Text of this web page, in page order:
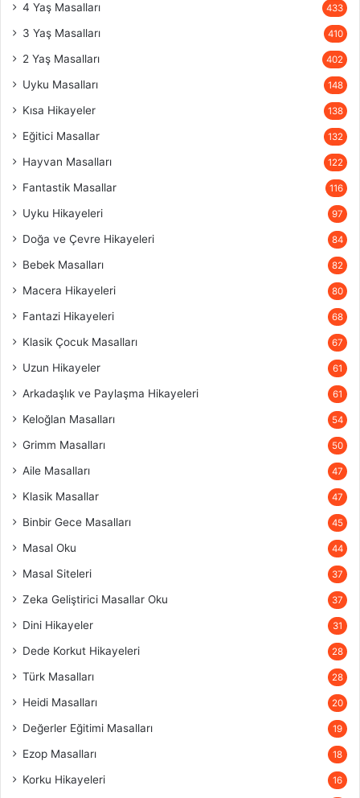
4 Yaş Masalları 433
3 Yaş Masalları 410
2 Yaş Masalları 402
Uyku Masalları 148
Kısa Hikayeler 138
Eğitici Masallar 132
Hayvan Masalları 122
Fantastik Masallar 116
Uyku Hikayeleri 97
Doğa ve Çevre Hikayeleri 84
Bebek Masalları 82
Macera Hikayeleri 80
Fantazi Hikayeleri 68
Klasik Çocuk Masalları 67
Uzun Hikayeler 61
Arkadaşlık ve Paylaşma Hikayeleri 61
Keloğlan Masalları 54
Grimm Masalları 50
Aile Masalları 47
Klasik Masallar 47
Binbir Gece Masalları 45
Masal Oku 44
Masal Siteleri 37
Zeka Geliştirici Masallar Oku 37
Dini Hikayeler 31
Dede Korkut Hikayeleri 28
Türk Masalları 28
Heidi Masalları 20
Değerler Eğitimi Masalları 19
Ezop Masalları 18
Korku Hikayeleri 16